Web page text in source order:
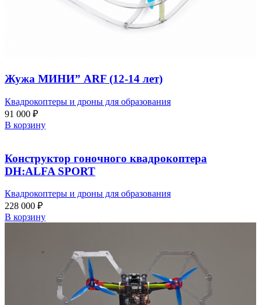
Жужа МИНИ” ARF (12-14 лет)
Квадрокоптеры и дроны для образования
91 000 ₽
В корзину
Конструктор гоночного квадрокоптера
DH:ALFA SPORT
Квадрокоптеры и дроны для образования
228 000 ₽
В корзину